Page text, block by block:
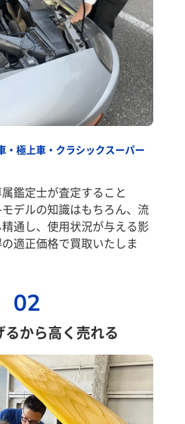
・極上車・クラシックスーパー
鑑定士が査定すること
デルの知識はもちろん、流
通し、使用状況が与える影
適正価格で買取いたしま
02
から高く売れる